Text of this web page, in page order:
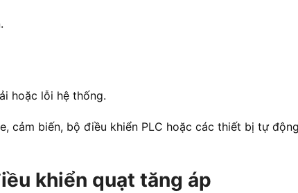
hoặc lỗi hệ thống.
biến, bộ điều khiển PLC hoặc các thiết bị tự
khiển quạt tăng áp